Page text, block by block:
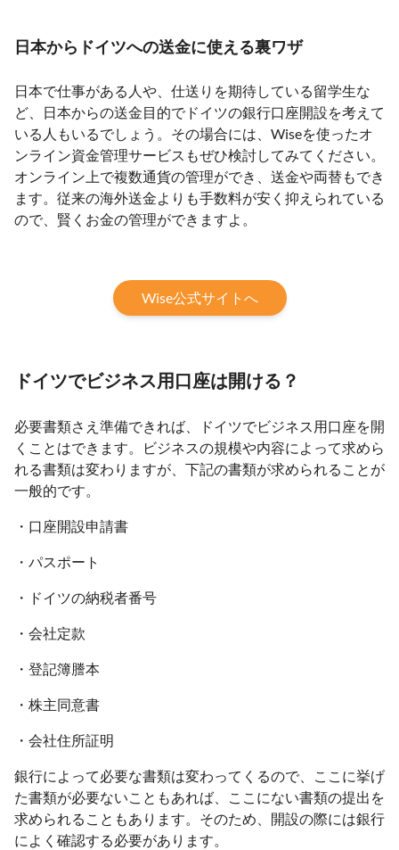
日本からドイツへの送金に使える裏ワザ
日本で仕事がある人や、仕送りを期待している留学生な
ど、日本からの送金目的でドイツの銀行口座開設を考えて
いる人もいるでしょう。その場合には、Wiseを使ったオ
ンライン資金管理サービスもぜひ検討してみてください。
オンライン上で複数通貨の管理ができ、送金や両替もでき
ます。従来の海外送金よりも手数料が安く抑えられている
ので、賢くお金の管理ができますよ。
Wise公式サイトへ
ドイツでビジネス用口座は開ける？
必要書類さえ準備できれば、ドイツでビジネス用口座を開
くことはできます。ビジネスの規模や内容によって求めら
れる書類は変わりますが、下記の書類が求められることが
一般的です。
・口座開設申請書
・パスポート
・ドイツの納税者番号
・会社定款
・登記簿謄本
・株主同意書
・会社住所証明
銀行によって必要な書類は変わってくるので、ここに挙げ
た書類が必要ないこともあれば、ここにない書類の提出を
求められることもあります。そのため、開設の際には銀行
によく確認する必要があります。